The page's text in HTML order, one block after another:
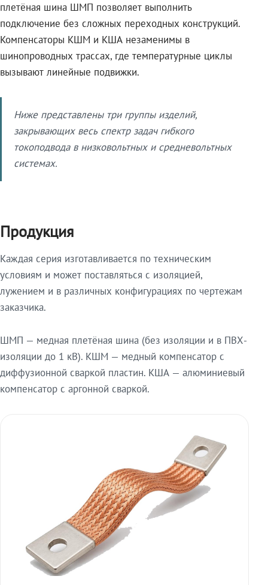
плетёная шина ШМП позволяет выполнить
подключение без сложных переходных конструкций.
Компенсаторы КШМ и КША незаменимы в
шинопроводных трассах, где температурные циклы
вызывают линейные подвижки.
Ниже представлены три группы изделий,
закрывающих весь спектр задач гибкого
токоподвода в низковольтных и средневольтных
системах.
Продукция
Каждая серия изготавливается по техническим
условиям и может поставляться с изоляцией,
лужением и в различных конфигурациях по чертежам
заказчика.
ШМП — медная плетёная шина (без изоляции и в ПВХ-
изоляции до 1 кВ). КШМ — медный компенсатор с
диффузионной сваркой пластин. КША — алюминиевый
компенсатор с аргонной сваркой.